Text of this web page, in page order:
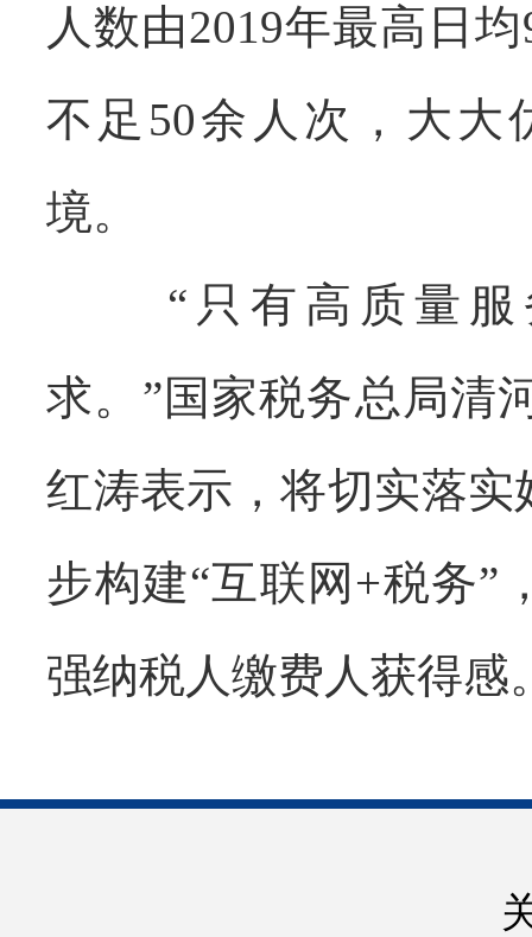
人数由2019年最高日
不足50余人次 ，大
境。
“只有高质量
求。”国家税务总局清
红涛表示，将切实落实
步构建“互联网+税务”
强纳税人缴费人获得感